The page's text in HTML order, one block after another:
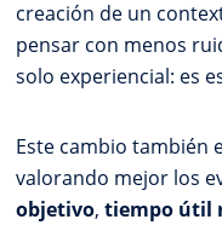
creación de un
pensar con menos
solo experiencial: es
Este cambio también
valorando mejor los
objetivo,tiempo útil